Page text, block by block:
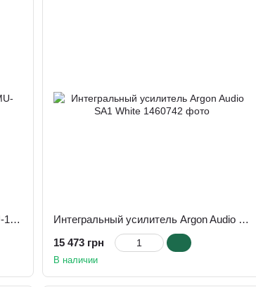
Интегральный усилитель Aiwa AMU-120BT Silver
Интегральный усилитель Argon Audio SA1 White
15 473 грн
В наличии